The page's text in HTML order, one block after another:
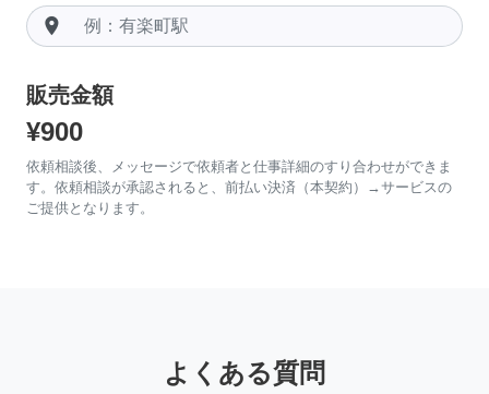
room
販売金額
¥900
依頼相談後、メッセージで依頼者と仕事詳細のすり合わせができま
す。依頼相談が承認されると、前払い決済（本契約）→サービスの
ご提供となります。
よくある質問